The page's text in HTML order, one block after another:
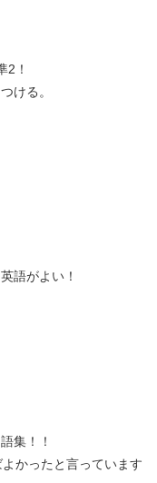
2！
ける。
語がよい！
集！！
かったと言っています